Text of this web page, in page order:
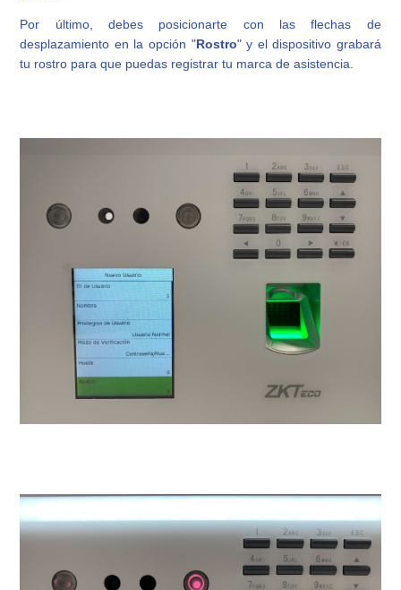
Por último, debes posicionarte con las flechas de
desplazamiento en la opción "Rostro" y el dispositivo grabará
tu rostro para que puedas registrar tu marca de asistencia.